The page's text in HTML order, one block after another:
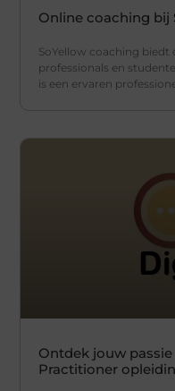
Online coaching bij
SoYellow coaching
professionals en
is een ervaren
Ontdek jouw
Practitioner